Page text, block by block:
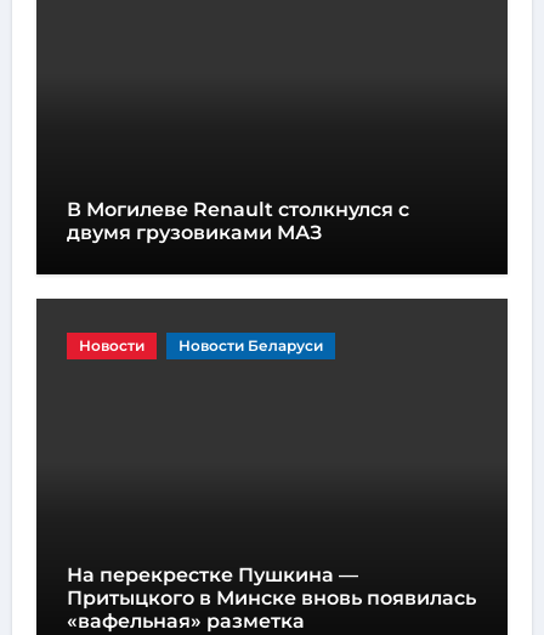
В Могилеве Renault столкнулся с
двумя грузовиками МАЗ
Новости Новости Беларуси
На перекрестке Пушкина —
Притыцкого в Минске вновь появилась
«вафельная» разметка